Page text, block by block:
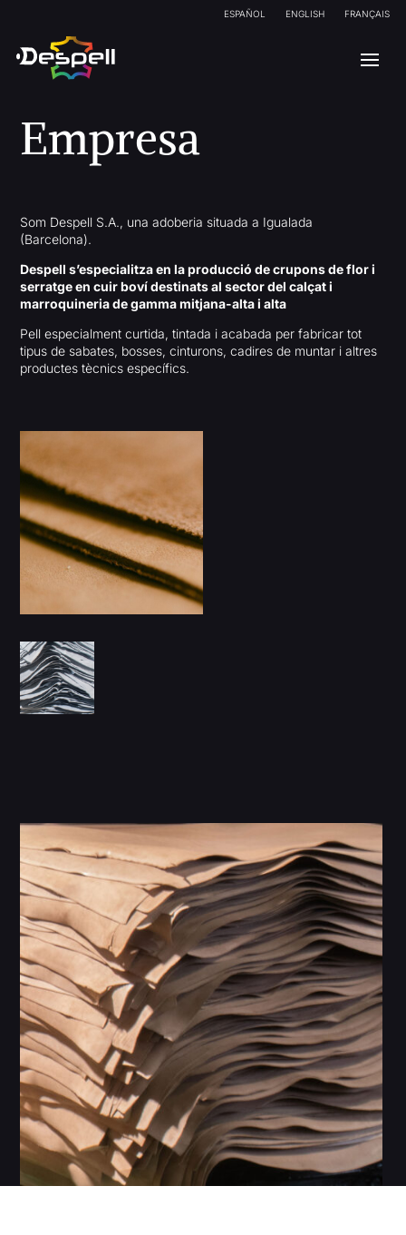
ESPAÑOL ENGLISH FRANÇAIS
Empresa
Som Despell S.A., una adoberia situada a Igualada
(Barcelona).
Despell s’especialitza en la producció de crupons de flor i
serratge en cuir boví destinats al sector del calçat i
marroquineria de gamma mitjana-alta i alta
Pell especialment curtida, tintada i acabada per fabricar tot
tipus de sabates, bosses, cinturons, cadires de muntar i altres
productes tècnics específics.